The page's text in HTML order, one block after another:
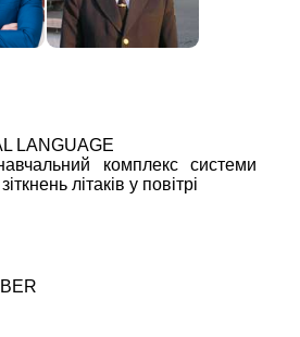
LANGUAGE
комплекс системи
літаків у повітрі